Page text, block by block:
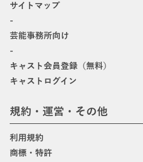
サイトマップ
-
芸能事務所向け
-
キャスト会員登録（無料）
キャストログイン
規約・運営・その他
利用規約
商標・特許